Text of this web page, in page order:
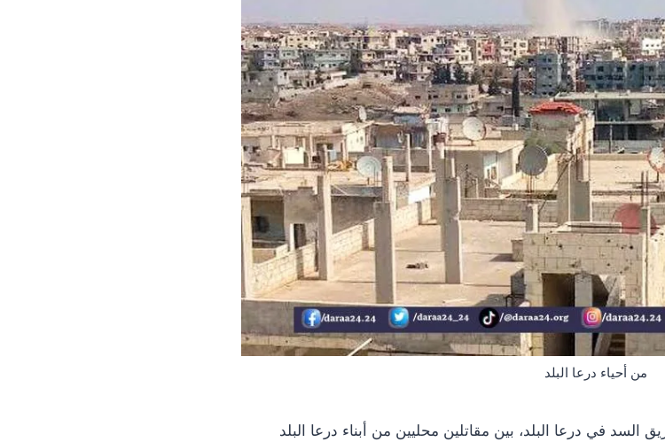
من أحياء درعا البلد
حي طريق السد في درعا البلد، بين مقاتلين محليين من أبناء درعا البلد